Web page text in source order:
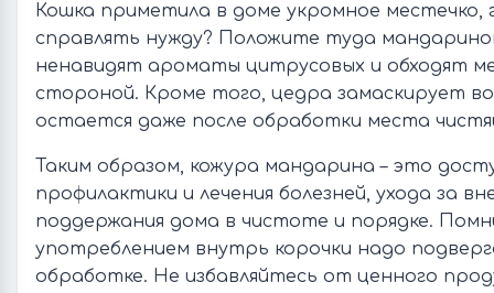
Кошка приметила в доме укромное местечко,
справлять нужду? Положите туда
ненавидят ароматы цитрусовых и обходят
стороной. Кроме того, цедра замаскирует
остается даже после обработки места
Таким образом, кожура мандарина – это
профилактики и лечения болезней, ухода за
поддержания дома в чистоте и порядке.
употреблением внутрь корочки надо
обработке. Не избавляйтесь от ценного